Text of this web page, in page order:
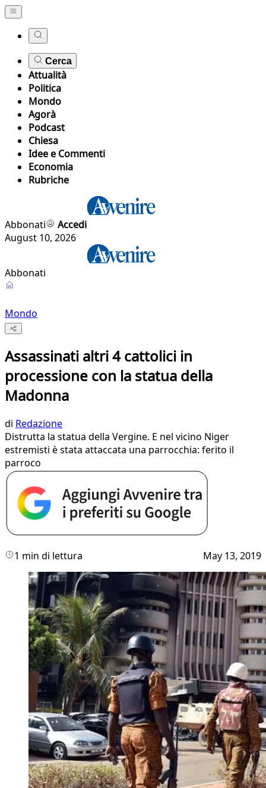
Cerca
Attualità
Politica
Mondo
Agorà
Podcast
Chiesa
Idee e Commenti
Economia
Rubriche
Abbonati
Accedi
August 10, 2026
Abbonati
Mondo
Assassinati altri 4 cattolici in
processione con la statua della
Madonna
di Redazione
Distrutta la statua della Vergine. E nel vicino Niger
estremisti è stata attaccata una parrocchia: ferito il
parroco
1 min di lettura May 13, 2019